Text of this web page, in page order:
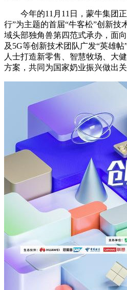
今年的11月11日，蒙牛集团正
行”为主题的首届“牛客松”创新技
域头部独角兽第四范式承办，面
及5G等创新技术团队广发“英雄
人士打造新零售、智慧牧场、大
方案，共同为国家奶业振兴做出关